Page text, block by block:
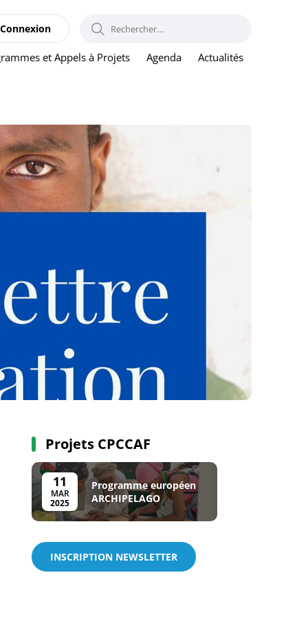
et Appels à Projets Agenda Actualités
Connexion RECHERCHER :
Projets CPCCAF
11
MAR
2025
Programme européen
ARCHIPELAGO
INSCRIPTION NEWSLETTER